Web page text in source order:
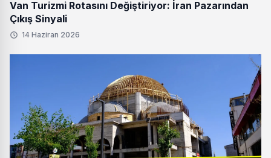
Van Turizmi Rotasını Değiştiriyor: İran Pazarından
Çıkış Sinyali
14 Haziran 2026